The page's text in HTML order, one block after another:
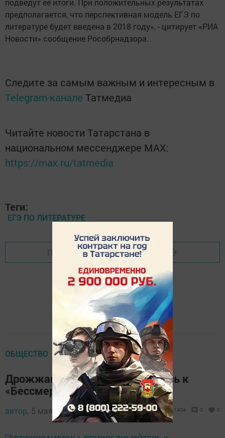
подведут ее итоги. При положительных результатах
предполагается, что перспективная модель ЕГЭ по
литературе будет введена в 2018 году», - цитирует «РИА
Новости» сообщение Рособрнадзора.
Следите за самым важным и интересным в
Telegram-канале Татмедиа
Читайте новости Татарстана в
национальном мессенджере MАХ:
https://max.ru/tatmedia
Теги:
ЕГЭ ПО ЛИТЕРАТУРЕ
Перейти на страницу новости
ОБЩЕСТВО
Дрожжановцы, присоединяйтесь к
«Бессмертному полку» 9 мая!
автор, 5 мая 2017 - 13:48 1404 0 0